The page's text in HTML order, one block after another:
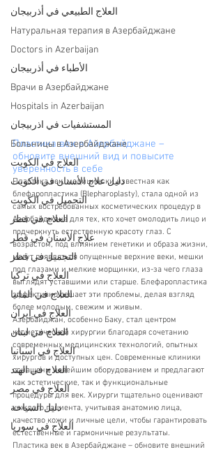
العلاج الطبيعي في أذربيجان
Натуральная терапия в Азербайджане
Doctors in Azerbaijan
الأطباء في أذربيجان
Врачи в Азербайджане
Hospitals in Azerbaijan
المستشفيات في اذربيجان
Больницы в Азербайджане
العلاج في الكويت
دليل علاج الأسنان في الكويت
التجميل في الكويت
العلاج في قطر
علاج الأسنان في قطر
التجميل في قطر
العلاج في تركيا
العلاج في ألمانيا
العلاج في إيران
العلاج في لبنان
العلاج في اسبانيا
العلاج في الهند
العلاج في مصر
دليل السياحة
العلاج في سوريا
Пластика век в Азербайджане –
обновите внешний вид и повысите
уверенность в себе
Пластика век, медицински известная как
блефаропластика (Blepharoplasty), стала одной из
самых востребованных косметических процедур в
Азербайджане для тех, кто хочет омолодить лицо и
подчеркнуть естественную красоту глаз. С
возрастом, под влиянием генетики и образа жизни,
могут появляться опущенные верхние веки, мешки
под глазами и мелкие морщинки, из-за чего глаза
выглядят уставшими или старше. Блефаропластика
эффективно решает эти проблемы, делая взгляд
более молодым, свежим и живым.
Азербайджан, особенно Баку, стал центром
косметической хирургии благодаря сочетанию
современных медицинских технологий, опытных
хирургов и доступных цен. Современные клиники
оснащены новейшим оборудованием и предлагают
как эстетические, так и функциональные
процедуры для век. Хирурги тщательно оценивают
каждого пациента, учитывая анатомию лица,
качество кожи и личные цели, чтобы гарантировать
естественные и гармоничные результаты.
Пластика век в Азербайджане – обновите внешний